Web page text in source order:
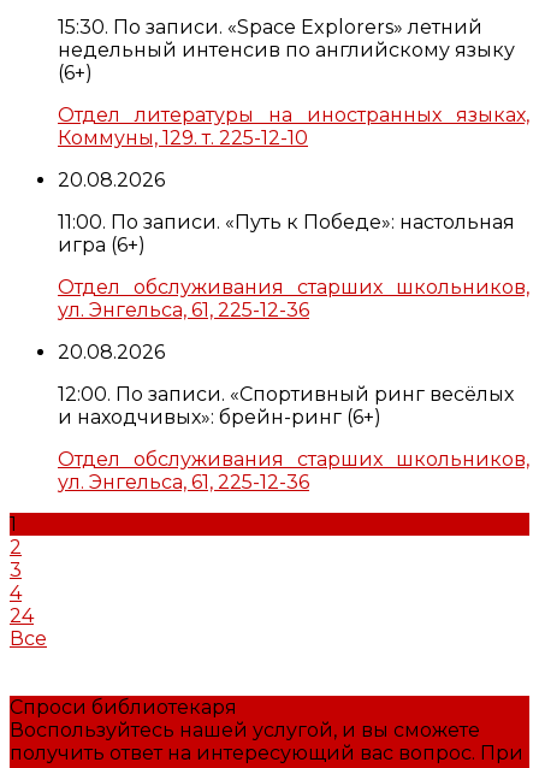
15:30. По записи. «Space Explorers» летний
недельный интенсив по английскому языку
(6+)
Отдел литературы на иностранных языках,
Коммуны, 129. т. 225-12-10
20.08.2026
11:00. По записи. «Путь к Победе»: настольная
игра (6+)
Отдел обслуживания старших школьников,
ул. Энгельса, 61, 225-12-36
20.08.2026
12:00. По записи. «Спортивный ринг весёлых
и находчивых»: брейн-ринг (6+)
Отдел обслуживания старших школьников,
ул. Энгельса, 61, 225-12-36
1
2
3
4
24
Все
Спроси библиотекаря
Воспользуйтесь нашей услугой, и вы сможете
получить ответ на интересующий вас вопрос. При